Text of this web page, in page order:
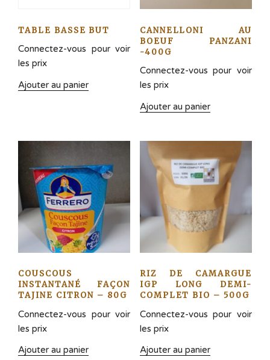
TABLE BASSE BUT
Connectez-vous pour voir
les prix
Ajouter au panier
CANNELLONI AU
BOEUF PANZANI
-400G
Connectez-vous pour voir
les prix
Ajouter au panier
COUSCOUS
INSTANTANÉ FAÇON
TAJINE CITRON – 80G
Connectez-vous pour voir
les prix
Ajouter au panier
RIZ DE CAMARGUE
IGP LONG DEMI-
COMPLET BIO – 500G
Connectez-vous pour voir
les prix
Ajouter au panier